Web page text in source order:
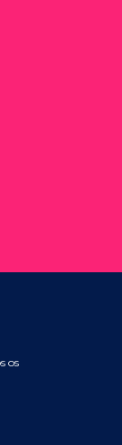
os